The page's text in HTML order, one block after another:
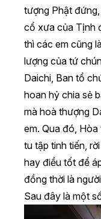
tượng Phật
cổ xưa của Tịnh
thì các em cũng
lượng của tứ
Daichi, Ban tổ
hoan hỷ chia sẻ
mà hoà thượng
em. Qua đó,
tu tập tinh tiến,
hay điều tốt để
đồng thời là
Sau đây là một